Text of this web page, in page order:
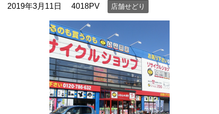
2019年3月11日 4018PV 店舗せどり